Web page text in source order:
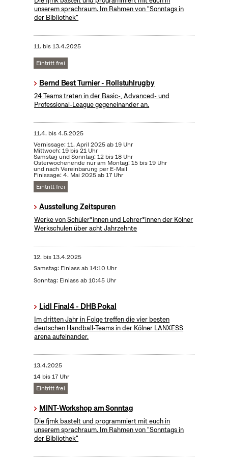
unserem sprachraum. Im Rahmen von "Sonntags in
der Bibliothek"
11. bis13.4.2025
Eintritt frei
Bernd Best Turnier - Rollstuhlrugby
24 Teams treten in der Basic-, Advanced- und
Professional-League gegeneinander an.
11.4. bis4.5.2025
Vernissage: 11. April 2025 ab 19 Uhr
Mittwoch: 19 bis 21 Uhr
Samstag und Sonntag: 12 bis 18 Uhr
Osterwochenende nur am Montag: 15 bis 19 Uhr
und nach Vereinbarung per E-Mail
Finissage: 4. Mai 2025 ab 17 Uhr
Eintritt frei
Ausstellung Zeitspuren
Werke von Schüler*innen und Lehrer*innen der Kölner
Werkschulen über acht Jahrzehnte
12. bis13.4.2025
Samstag: Einlass ab 14:10 Uhr
Sonntag: Einlass ab 10:45 Uhr
Lidl Final4 - DHB Pokal
Im dritten Jahr in Folge treffen die vier besten
deutschen Handball-Teams in der Kölner LANXESS
arena aufeinander.
13.4.2025
14 bis 17 Uhr
Eintritt frei
MINT-Workshop am Sonntag
Die fjmk bastelt und programmiert mit euch in
unserem sprachraum. Im Rahmen von "Sonntags in
der Bibliothek"